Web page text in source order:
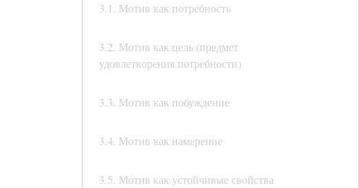
3.1. Мотив как потребность
3.2. Мотив как цель (предмет
удовлетворения потребности)
3.3. Мотив как побуждение
3.4. Мотив как намерение
3.5. Мотив как устойчивые свойства